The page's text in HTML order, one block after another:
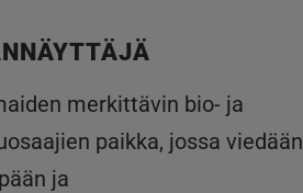
merkittävin bio- ja
paikka, jossa viedään
ja